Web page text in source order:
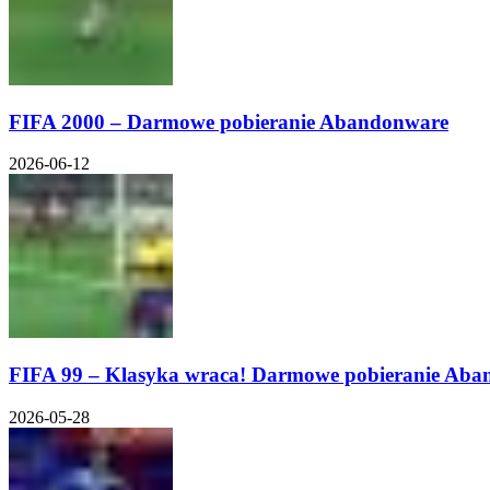
FIFA 2000 – Darmowe pobieranie Abandonware
2026-06-12
FIFA 99 – Klasyka wraca! Darmowe pobieranie
2026-05-28